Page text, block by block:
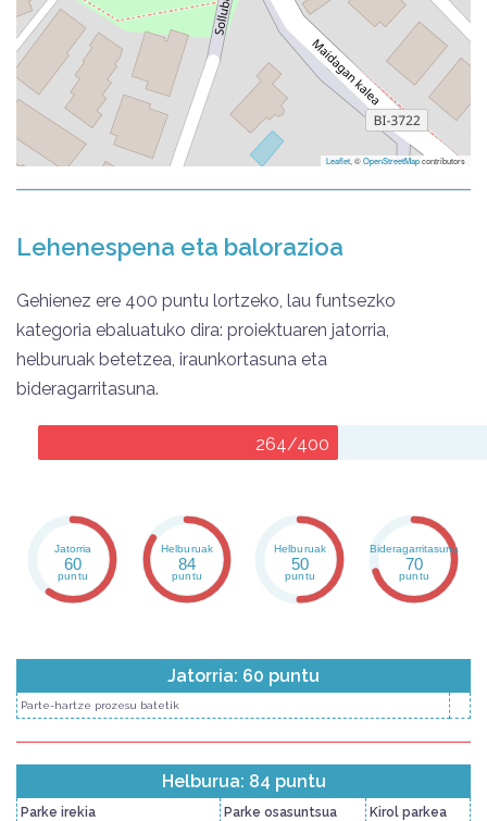
Leaflet , ©OpenStreetMapcontributors
Lehenespena eta balorazioa
Gehienez ere 400 puntu lortzeko, lau funtsezko
kategoria ebaluatuko dira: proiektuaren jatorria,
helburuak betetzea, iraunkortasuna eta
bideragarritasuna.
264/400
Jatorria
60
puntu
Helburuak
84
puntu
Helburuak
50
puntu
Bideragarritasuna
70
puntu
Jatorria: 60 puntu
Parte-hartze prozesu batetik
Helburua: 84 puntu
Parke irekia Parke osasuntsua Kirol parkea